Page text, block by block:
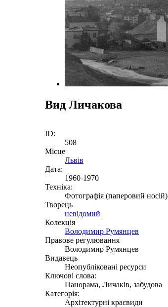
Вид Личакова
ID:
508
Місце
Львів
Дата:
1960-1970
Техніка:
Фотографія (паперовий носій)
Творець
невідомий
Колекція
Володимир Румянцев
Правове регулювання
Володимир Румянцев
Видавець
Неопубліковані ресурси
Ключові слова:
Панорама, Личаків, забудова
Категорія:
Архітектурні краєвиди